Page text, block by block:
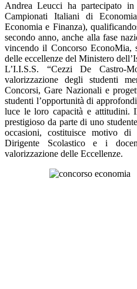
Andrea Leucci ha partecipato
Campionati Italiani di
Economia e Finanza),
secondo anno, anche alla fase
vincendo il Concorso EconoMia,
delle eccellenze del Ministero
L’I.I.S.S. “Cezzi De Castro-
valorizzazione degli studenti
Concorsi, Gare Nazionali e
studenti l’opportunità di
luce le loro capacità e attitudini.
prestigioso da parte di uno
occasioni, costituisce motivo
Dirigente Scolastico e i
valorizzazione delle Eccellenze.